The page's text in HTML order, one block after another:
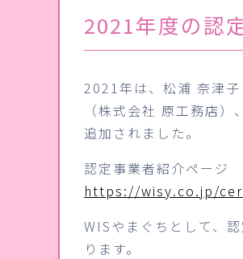
2021年度の認
2021年は、松浦 奈津
（株式会社 原工務店
追加されました。
認定事業者紹介ページ
https://wisy.co.jp/
WISやまぐちとして、
ります。